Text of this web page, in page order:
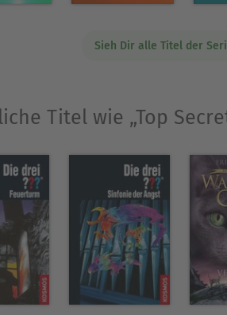
Sieh Dir alle Titel der
Titel wie „Top